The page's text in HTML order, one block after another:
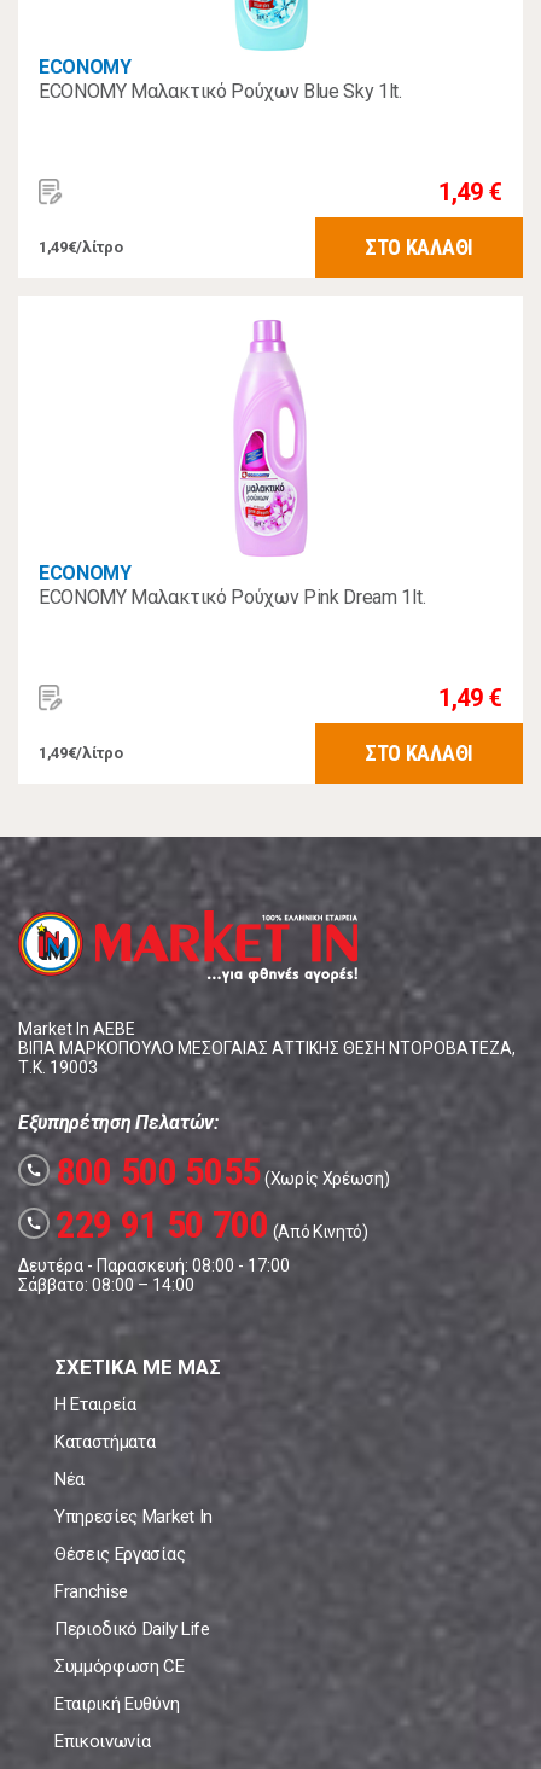
ECONOMY
ECONOMY Μαλακτικό Ρούχων Blue Sky 1lt.
1,49 €
1,49€/λίτρο ΣΤΟ ΚΑΛΑΘΙ
ECONOMY
ECONOMY Μαλακτικό Ρούχων Pink Dream 1lt.
1,49 €
1,49€/λίτρο ΣΤΟ ΚΑΛΑΘΙ
Market In ΑΕΒΕ
ΒΙΠΑ ΜΑΡΚΟΠΟΥΛΟ ΜΕΣΟΓΑΙΑΣ ΑΤΤΙΚΗΣ ΘΕΣΗ ΝΤΟΡΟΒΑΤΕΖΑ,
Τ.Κ. 19003
Εξυπηρέτηση Πελατών:
call 800 500 5055(Χωρίς Χρέωση)
call 229 91 50 700 (Από Κινητό)
Δευτέρα - Παρασκευή: 08:00 - 17:00
Σάββατο: 08:00 – 14:00
ΣΧΕΤΙΚΑ ΜΕ ΜΑΣ
Η Εταιρεία
Καταστήματα
Νέα
Υπηρεσίες Market In
Θέσεις Εργασίας
Franchise
Περιοδικό Daily Life
Συμμόρφωση CE
Εταιρική Ευθύνη
Επικοινωνία